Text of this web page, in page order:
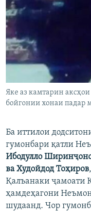
Яке аз камтарин
бойгонии хонаи падар
Ба иттилои
гумонбари қатли
Ибодулло
ва Худойдод Тоҳиров
Қалъанаки ҷамоати
ҳамдеҳагони
шудаанд. Чор